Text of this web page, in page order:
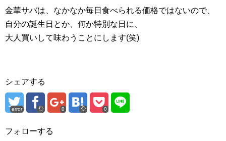
金華サバは、なかなか毎日食べられる価格ではないので、
自分の誕生日とか、何か特別な日に、
大人買いして味わうことにします(笑)
シェアする
error 0 0
フォローする